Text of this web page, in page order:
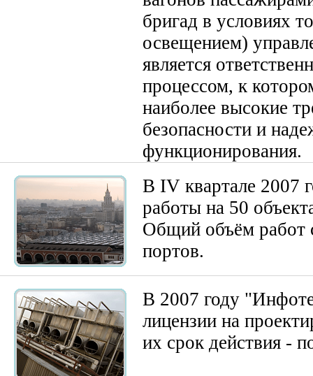
бригад в условиях
освещением)
является
процессом, к
наиболее высокие
безопасности и
функционирования.
В IV квартале 2007
работы на 50
Общий объём работ
портов.
В 2007 году
лицензии на
их срок действия -